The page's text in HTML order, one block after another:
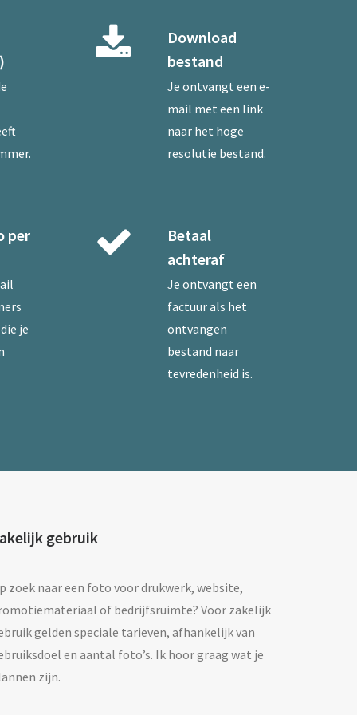
per
je
Download
bestand
Je ontvangt een e-
mail met een link
naar het hoge
resolutie bestand.
Betaal
achteraf
Je ontvangt een
factuur als het
ontvangen
bestand naar
tevredenheid is.
gebruik
zoek naar een foto voor drukwerk, website,
of bedrijfsruimte? Voor zakelijk
gelden speciale tarieven, afhankelijk van
en aantal foto’s. Ik hoor graag wat je
zijn.